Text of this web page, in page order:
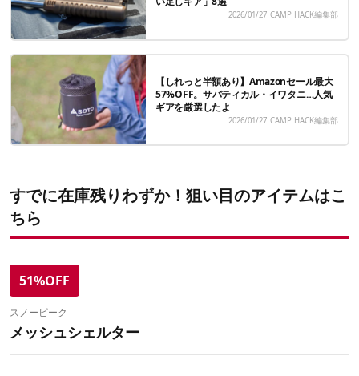
2026/01/27 CAMP HACK編集部
【しれっと半額あり】Amazonセール最大
57%OFF。サバティカル・イワタニ…人気
ギアを厳選したよ
2026/01/27 CAMP HACK編集部
すでに在庫残りわずか！狙い目のアイテムはこ
ちら
51%OFF
スノーピーク
メッシュシェルター